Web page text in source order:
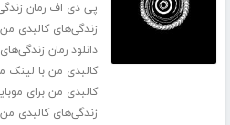
پی دی اف رمان
زندگی‌های کالبدی من
دانلود رمان
کالبدی من با لینک
کالبدی من برای
زندگی‌های کالبدی من